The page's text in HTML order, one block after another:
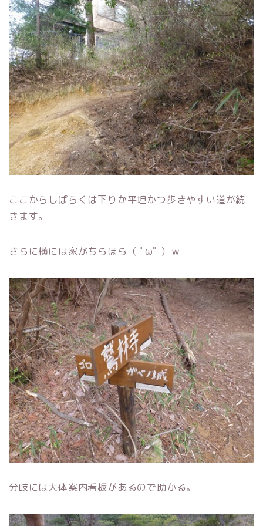
ここからしばらくは下りか平坦かつ歩きやすい道が続
きます。
さらに横には家がちらほら（ ﾟωﾟ ）ｗ
分岐には大体案内看板があるので助かる。